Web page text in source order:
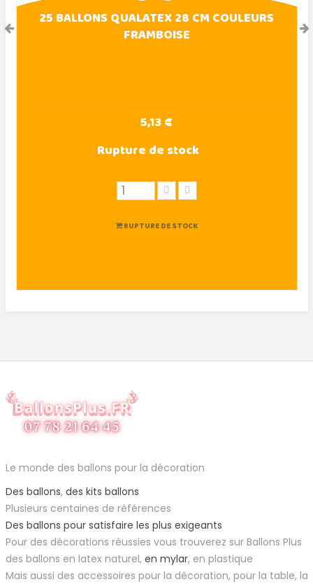
25 BALLONS QUALATEX 28 CM COULEURS
FRAMBOISE
5,13 €
Rupture de stock
RUPTURE DE STOCK
Le monde des ballons pour la décoration
Des ballons, des kits ballons
Plusieurs centaines de références
Des ballons pour satisfaire les plus exigeants
Pour des décorations réussies vous trouverez sur Ballons Plus
des ballons en latex naturel, en mylar, en plastique
Mais aussi des accessoires pour la décoration, pour la table, la